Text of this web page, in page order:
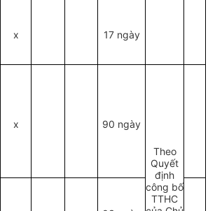
x 17 ngày
x 90 ngày
Theo
Quyết
định
công bố
TTHC